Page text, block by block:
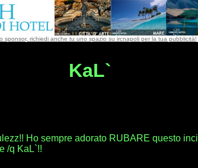
sponsor, richiedi anche tu uno spazio su ircnapoli per la tua pubblicità!
KaL`
Ho sempre adorato RUBARE questo
/q KaL`!!